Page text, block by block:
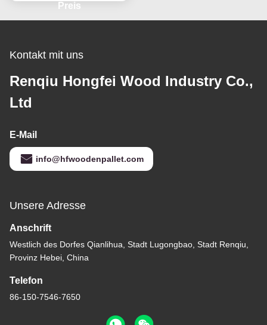
Preis
Kontakt mit uns
Renqiu Hongfei Wood Industry Co.,
Ltd
E-Mail
info@hfwoodenpallet.com
Unsere Adresse
Anschrift
Westlich des Dorfes Qianlihua, Stadt Lugongbao, Stadt Renqiu,
Provinz Hebei, China
Telefon
86-150-7546-7650